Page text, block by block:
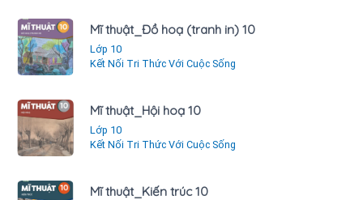
Mĩ thuật_Đồ hoạ (tranh in) 10
Lớp 10
Kết Nối Tri Thức Với Cuộc Sống
Mĩ thuật_Hội hoạ 10
Lớp 10
Kết Nối Tri Thức Với Cuộc Sống
Mĩ thuật_Kiến trúc 10